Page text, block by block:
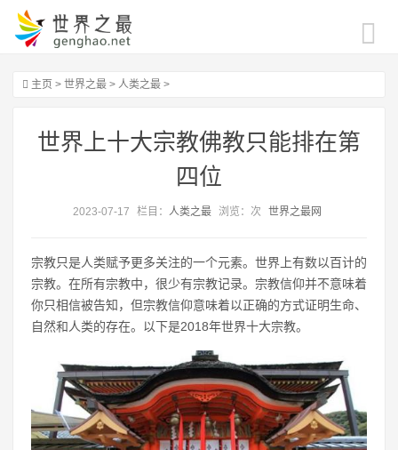
主页 > 世界之最 > 人类之最 >
世界上十大宗教佛教只能排在第
四位
2023-07-17 栏目： 人类之最 浏览： 次 世界之最网
宗教只是人类赋予更多关注的一个元素。世界上有数以百计的
宗教。在所有宗教中，很少有宗教记录。宗教信仰并不意味着
你只相信被告知，但宗教信仰意味着以正确的方式证明生命、
自然和人类的存在。以下是2018年世界十大宗教。